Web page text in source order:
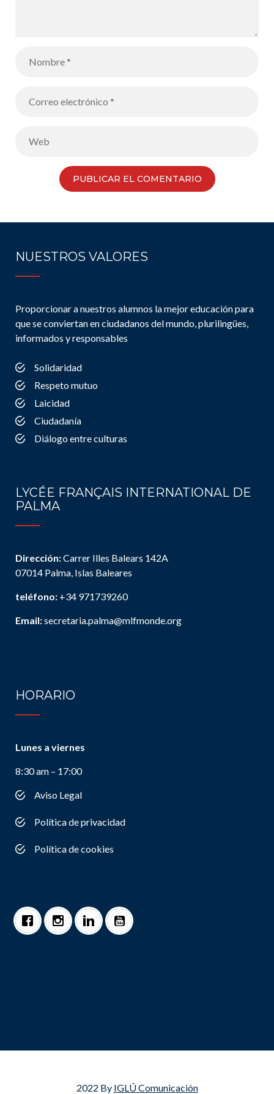
NUESTROS VALORES
Proporcionar a nuestros alumnos la mejor educación para
que se conviertan en ciudadanos del mundo, plurilingües,
informados y responsables
Solidaridad
Respeto mutuo
Laicidad
Ciudadanía
Diálogo entre culturas
LYCÉE FRANÇAIS INTERNATIONAL DE
PALMA
Dirección:Carrer Illes Balears 142A
07014 Palma, Islas Baleares
teléfono: +34 971739260
Email:secretaria.palma@mlfmonde.org
HORARIO
Lunes a viernes
8:30 am – 17:00
Aviso Legal
Política de privacidad
Política de cookies
2022 By IGLÚ Comunicación